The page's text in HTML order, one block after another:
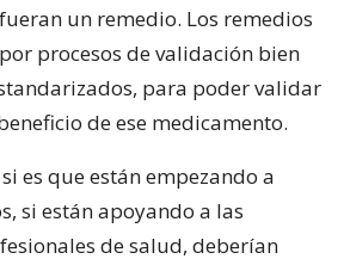
un remedio. Los remedios
procesos de validación bien
para poder validar
de ese medicamento.
es que están empezando a
si están apoyando a las
de salud, deberían